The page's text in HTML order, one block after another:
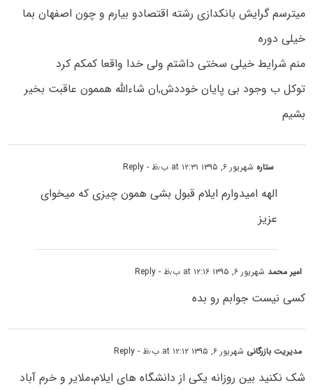
میترسم گرایش بانکدازی رشته اقتصادو بیارم و چون اصفهان بما
خیلی دوره
منم شرایط خیلی سختی داشتم ولی خدا واقعا کمکم کرد
توکل ب وجود بی پایان خوددش,ان شاءالله هممون عاقبت بخیر
بشیم
ستاره شهریور ۶, ۱۳۹۵ at ۱۲:۳۱ ب٫ظ - Reply
الهه امیدوارم ایلام قبول بشی همون چیزی که میخوای
عزیز
امیر محمدشهریور ۶, ۱۳۹۵ at ۱۲:۱۶ ب٫ظ - Reply
کسی نیست جوابم رو بده
مدیریت بازرگانی شهریور ۶, ۱۳۹۵ at ۱۲:۱۲ ب٫ظ - Reply
شک نکنید بین روزانه یکی از دانشگاه های ایلام،ملایر و خرم آباد